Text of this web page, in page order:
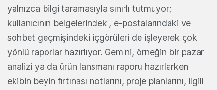
yalnızca bilgi taramasıyla sınırlı tutmuyor;
kullanıcının belgelerindeki, e-postalarındaki ve
sohbet geçmişindeki içgörüleri de işleyerek çok
yönlü raporlar hazırlıyor. Gemini, örneğin bir pazar
analizi ya da ürün lansmanı raporu hazırlarken
ekibin beyin fırtınası notlarını, proje planlarını, ilgili